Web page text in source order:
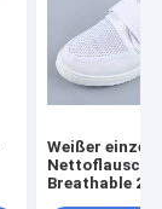
Weißer
Nettoflausch
Breathable